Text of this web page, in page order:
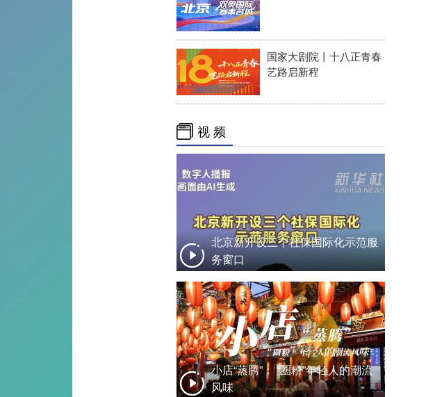
国家大剧院丨十八正青春
艺路启新程
视 频
北京新开设三个社保国际化示范服
务窗口
小店“蒸腾”： “圈粉”年轻人的潮流
风味